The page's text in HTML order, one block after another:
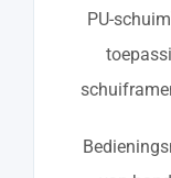
PU-